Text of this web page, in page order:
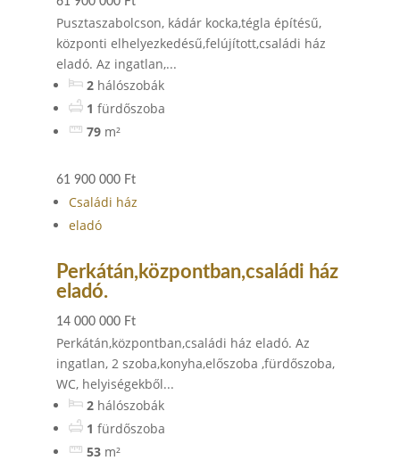
Pusztaszabolcson, kádár kocka,tégla építésű,
központi elhelyezkedésű,felújított,családi ház
eladó. Az ingatlan,...
2 hálószobák
1 fürdőszoba
79 m²
61 900 000 Ft
Családi ház
eladó
Perkátán,központban,családi ház
eladó.
14 000 000 Ft
Perkátán,központban,családi ház eladó. Az
ingatlan, 2 szoba,konyha,előszoba ,fürdőszoba,
WC, helyiségekből...
2 hálószobák
1 fürdőszoba
53 m²